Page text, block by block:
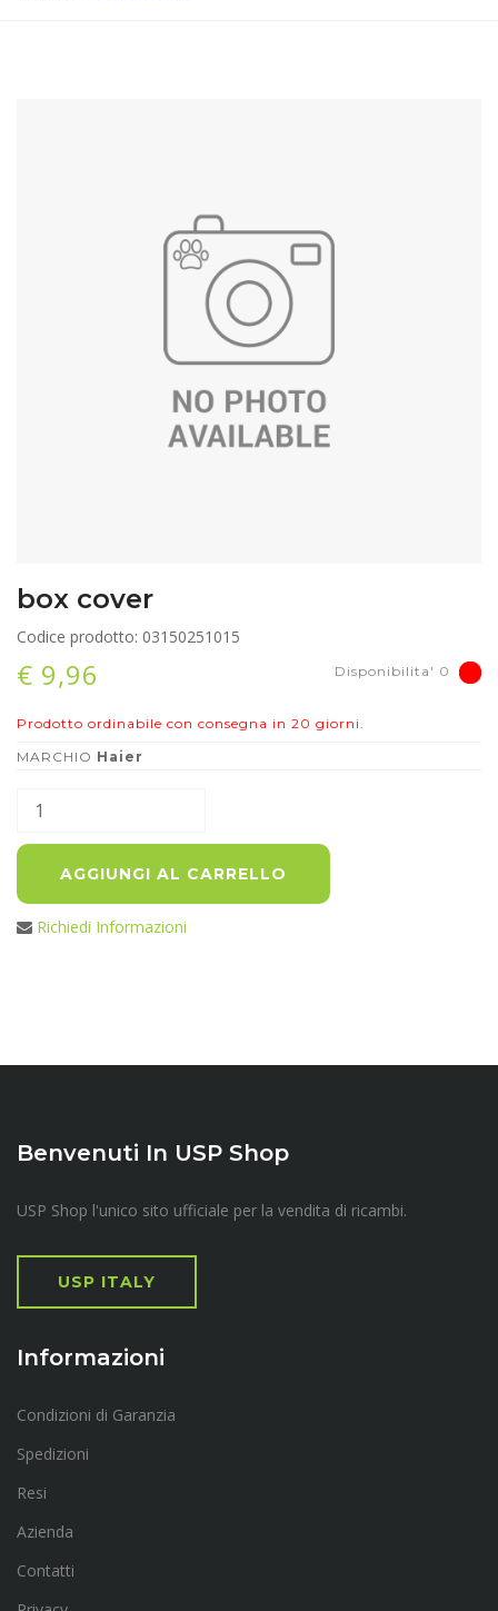
box cover
Codice prodotto: 03150251015
€ 9,96 Disponibilita' 0
Prodotto ordinabile con consegna in 20 giorni.
MARCHIO Haier
AGGIUNGI AL CARRELLO
Richiedi Informazioni
Benvenuti In USP Shop
USP Shop l'unico sito ufficiale per la vendita di ricambi.
USP ITALY
Informazioni
Condizioni di Garanzia
Spedizioni
Resi
Azienda
Contatti